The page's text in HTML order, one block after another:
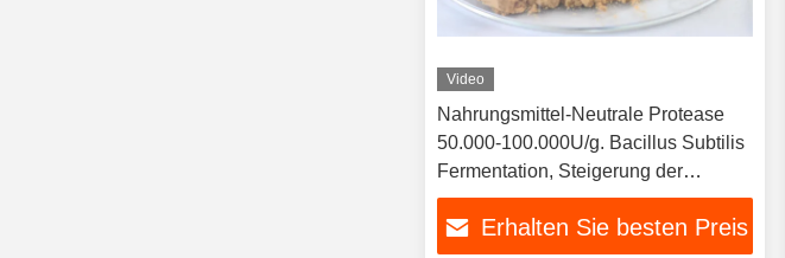
Video
Nahrungsmittel-Neutrale Protease
50.000-100.000U/g. Bacillus Subtilis
Fermentation, Steigerung der
Ausbeute für Brauerei, Bäckerei,
Milcherei, Fleischverarbeitung.
Erhalten Sie besten Preis